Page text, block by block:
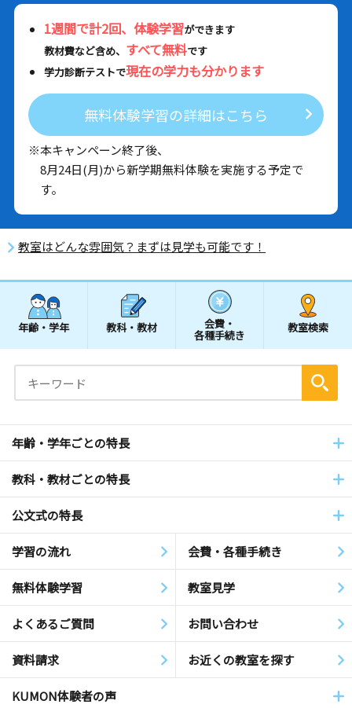
1週間で計2回、体験学習ができます
教材費など含め、 すべて無料です
学力診断テストで現在の学力も分かります
無料体験学習の詳細はこちら
※本キャンペーン終了後、
8月24日(月)から新学期無料体験を実施する予定で
す。
教室はどんな雰囲気？まずは見学も可能です！
年齢・学年 教科・教材 会費・
各種手続き
教室検索
年齢・学年ごとの特長
教科・教材ごとの特長
公文式の特長
学習の流れ 会費・各種手続き
無料体験学習 教室見学
よくあるご質問 お問い合わせ
資料請求 お近くの教室を探す
KUMON体験者の声